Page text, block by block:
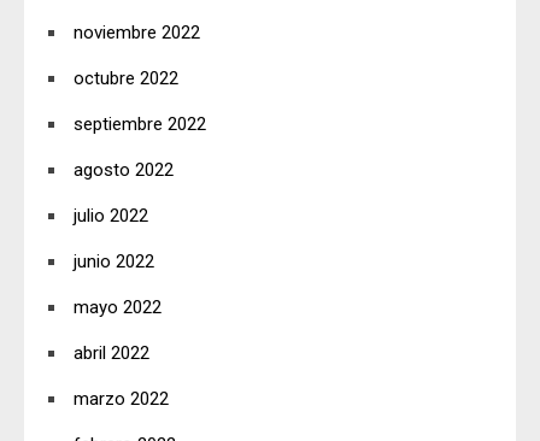
noviembre 2022
octubre 2022
septiembre 2022
agosto 2022
julio 2022
junio 2022
mayo 2022
abril 2022
marzo 2022